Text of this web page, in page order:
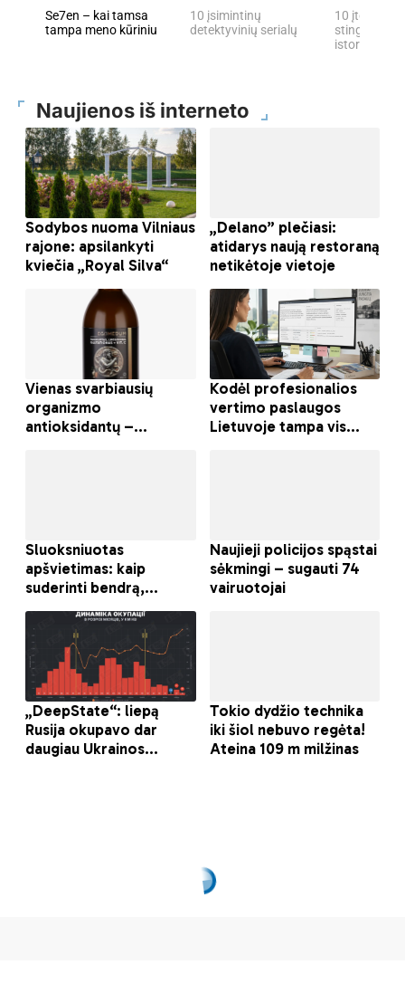
Se7en – kai tamsa
tampa meno kūriniu
10 įsimintinų
detektyvinių serialų
10 įtemptų,
stingdančių
istorijų
Naujienos iš interneto
Astrologinė